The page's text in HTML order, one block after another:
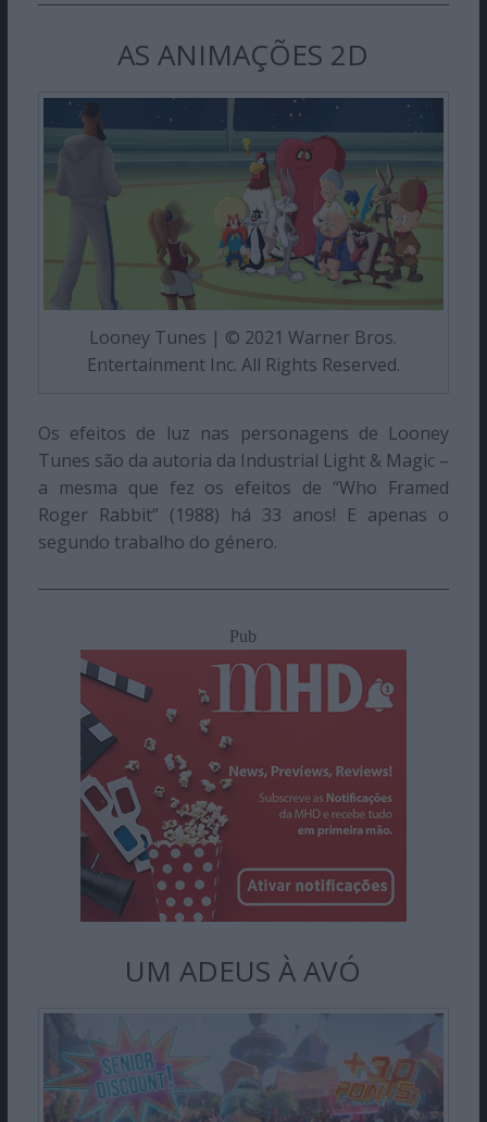
AS ANIMAÇÕES 2D
Looney Tunes | © 2021 Warner Bros.
Entertainment Inc. All Rights Reserved.
Os efeitos de luz nas personagens de Looney
Tunes são da autoria da Industrial Light & Magic –
a mesma que fez os efeitos de “Who Framed
Roger Rabbit” (1988) há 33 anos! E apenas o
segundo trabalho do género.
Pub
UM ADEUS À AVÓ